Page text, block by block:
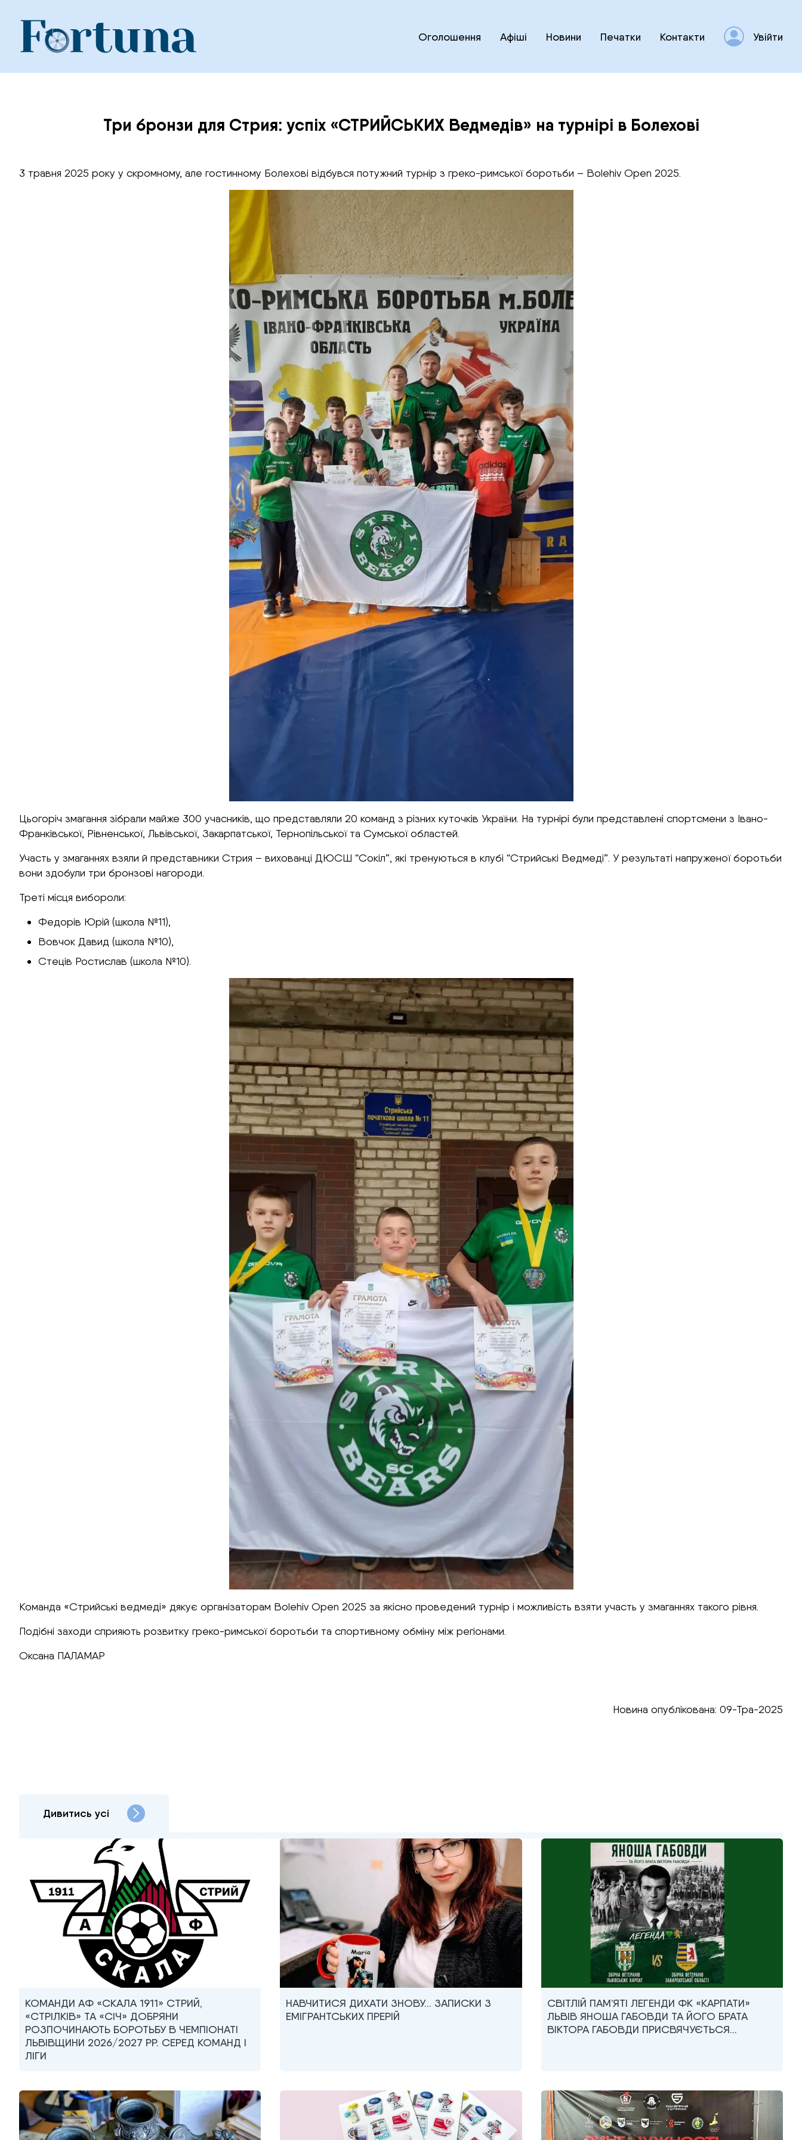
content
Оголошення Афіші Новини Печатки Контакти Увійти
Три бронзи для Стрия: успіх «СТРИЙСЬКИХ Ведмедів» на турнірі в Болехові
3 травня 2025 року у скромному, але гостинному Болехові відбувся потужний турнір з греко-римської боротьби – Bolehiv Open 2025.
Цьогоріч змагання зібрали майже 300 учасників, що представляли 20 команд з різних куточків України. На турнірі були представлені спортсмени з Івано-
Франківської, Рівненської, Львівської, Закарпатської, Тернопільської та Сумської областей.
Участь у змаганнях взяли й представники Стрия – вихованці ДЮСШ “Сокіл”, які тренуються в клубі “Стрийські Ведмеді”. У результаті напруженої боротьби
вони здобули три бронзові нагороди.
Треті місця вибороли:
Федорів Юрій (школа №11),
Вовчок Давид (школа №10),
Стеців Ростислав (школа №10).
Команда «Стрийські ведмеді» дякує організаторам Bolehiv Open 2025 за якісно проведений турнір і можливість взяти участь у змаганнях такого рівня.
Подібні заходи сприяють розвитку греко-римської боротьби та спортивному обміну між регіонами.
Оксана ПАЛАМАР
Новина опублікована: 09-Тра-2025
Дивитись усі
КОМАНДИ АФ «СКАЛА 1911» СТРИЙ,
«СТРІЛКІВ» ТА «СІЧ» ДОБРЯНИ
РОЗПОЧИНАЮТЬ БОРОТЬБУ В ЧЕМПІОНАТІ
ЛЬВІВЩИНИ 2026/2027 РР. СЕРЕД КОМАНД I
ЛІГИ
НАВЧИТИСЯ ДИХАТИ ЗНОВУ… ЗАПИСКИ З
ЕМІГРАНТСЬКИХ ПРЕРІЙ
СВІТЛІЙ ПАМ’ЯТІ ЛЕГЕНДИ ФК «КАРПАТИ»
ЛЬВІВ ЯНОША ГАБОВДИ ТА ЙОГО БРАТА
ВІКТОРА ГАБОВДИ ПРИСВЯЧУЄТЬСЯ…